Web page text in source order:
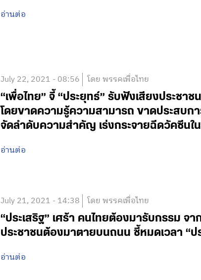
อ่านต่อ
July 22, 2021 - 08:56 โดย พรรคเพื่อไทย
“เพื่อไทย” จี้ “ประยุทธ์” รับฟังเสียงประชา
โดยขาดความรู้ความสามารถ ขาดประสบก
จัดลำดับความสำคัญ เร่งกระจายฉีดวัคซีนใ
อ่านต่อ
July 21, 2021 - 14:38 โดย พรรคเพื่อไทย
“ประเสริฐ” เศร้า คนไทยต้องมารับกรรม จ
ประชาชนต้องมาตายบนถนน ชี้หมดเวลา “ป
อ่านต่อ